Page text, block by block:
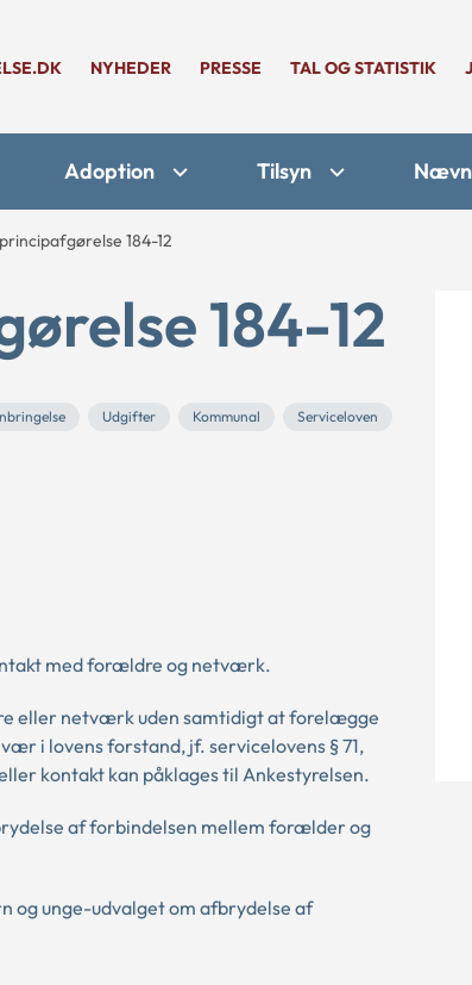
NYHEDER PRESSE TAL OG STATISTIK
Adoption Tilsyn Nævn
184-12
184-12
Udgifter Kommunal
Serviceloven
med forældre og netværk.
eller netværk uden samtidigt at forelægge
i lovens forstand, jf. servicelovens § 71,
kontakt kan påklages til Ankestyrelsen.
af forbindelsen mellem forælder og
og unge-udvalget om afbrydelse af